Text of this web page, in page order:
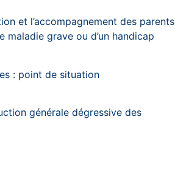
et l’accompagnement des parents
maladie grave ou d’un handicap
: point de situation
générale dégressive des